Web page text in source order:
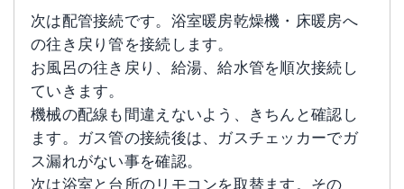
次は配管接続です。浴室暖房乾燥機・床暖房へ
の往き戻り管を接続します。
お風呂の往き戻り、給湯、給水管を順次接続し
ていきます。
機械の配線も間違えないよう、きちんと確認し
ます。ガス管の接続後は、ガスチェッカーでガ
ス漏れがない事を確認。
次は浴室と台所のリモコンを取替ます。その